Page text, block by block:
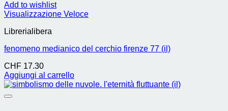
Add to wishlist
Visualizzazione Veloce
Librerialibera
fenomeno medianico del cerchio firenze 77 (il)
CHF 17.30
Aggiungi al carrello